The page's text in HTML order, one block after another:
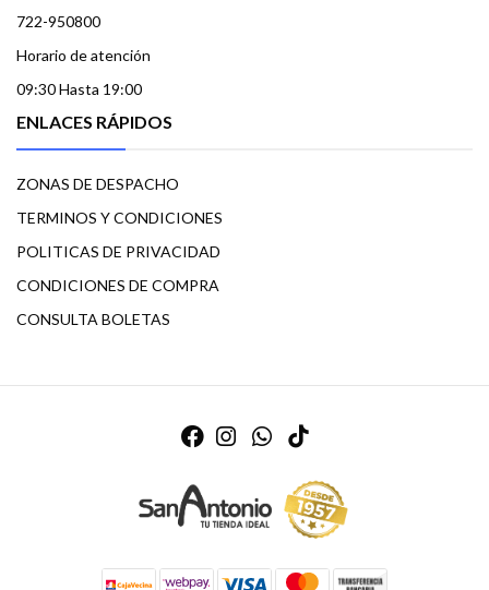
722-950800
Horario de atención
09:30 Hasta 19:00
ENLACES RÁPIDOS
ZONAS DE DESPACHO
TERMINOS Y CONDICIONES
POLITICAS DE PRIVACIDAD
CONDICIONES DE COMPRA
CONSULTA BOLETAS